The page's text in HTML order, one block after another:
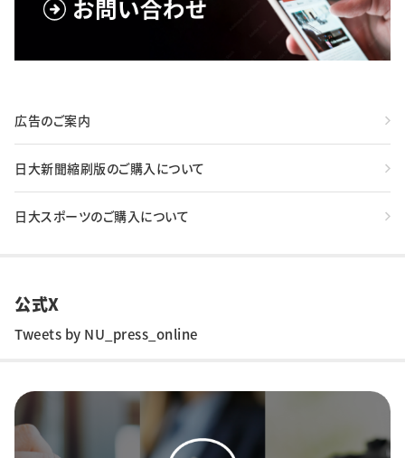
広告のご案内
日大新聞縮刷版のご購入について
日大スポーツのご購入について
公式X
Tweets by NU_press_online